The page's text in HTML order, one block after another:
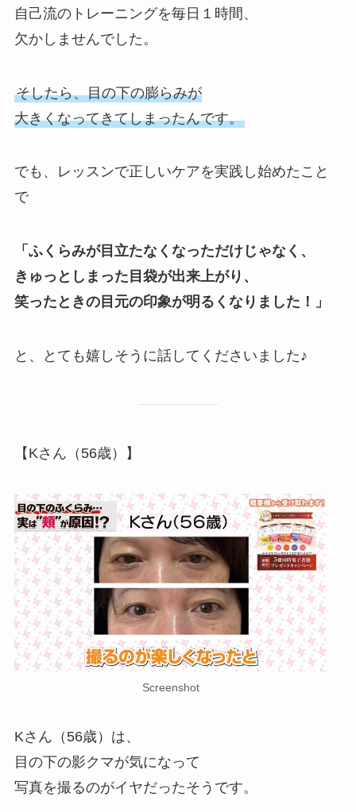
自己流のトレーニングを毎日１時間、
欠かしませんでした。
そしたら、目の下の膨らみが
大きくなってきてしまったんです。
でも、レッスンで正しいケアを実践し始めたこと
で
「ふくらみが目立たなくなっただけじゃなく、
きゅっとしまった目袋が出来上がり、
笑ったときの目元の印象が明るくなりました！」
と、とても嬉しそうに話してくださいました♪
【Kさん（56歳）】
Screenshot
Kさん（56歳）は、
目の下の影クマが気になって
写真を撮るのがイヤだったそうです。